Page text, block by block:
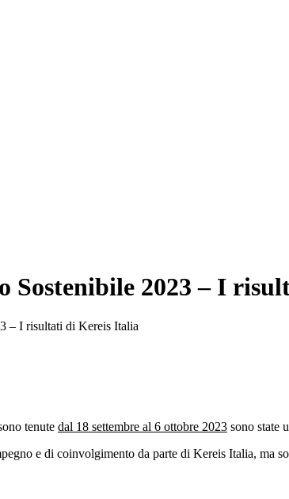
Sostenibile 2023 – I
– I risultati di Kereis Italia
tenute dal 18 settembre al 6 ottobre 2023 sono state
e di coinvolgimento da parte di Kereis Italia, ma